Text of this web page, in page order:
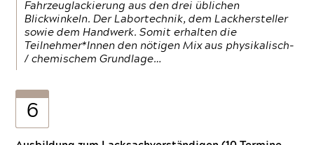
Fahrzeuglackierung aus den drei üblichen
Blickwinkeln. Der Labortechnik, dem Lackhersteller
sowie dem Handwerk. Somit erhalten die
Teilnehmer*Innen den nötigen Mix aus physikalisch-
/ chemischem Grundlage…
6